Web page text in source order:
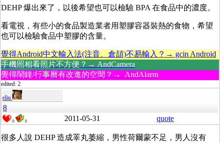
DEHP 爆出來了，以後希望也可以檢驗 BPA 在食品中的濃度。
看電視，有些小的食品製造業者用塑膠容器裝熱的食物，希望
也可以檢驗食品中塑膠的含量。
覺得Android中文輸入法(注音、倉頡)不易輸入？→ gcin Android
手機照相看照片不方便？→ AndCamera
覺得鬧鐘/行事曆有改進的空間？→ AndAlarm
edited: 2
eliu
8
0 0 2011-05-31 quote
很多人說 DEHP 造成睪丸萎縮，男性荷爾蒙不足，男人沒有